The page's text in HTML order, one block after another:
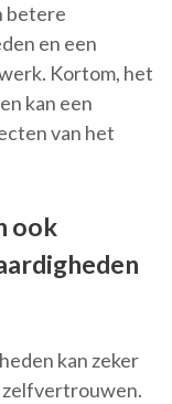
betere
en een
Kortom, het
kan een
van het
ook
kan zeker
zelfvertrouwen.